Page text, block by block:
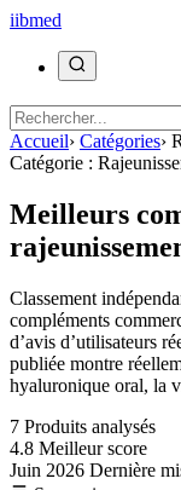
iibmed
Accueil› Catégories›
Catégorie :
Meilleurs
Classement
compléments
d’avis d’utilisateurs
publiée montre
hyaluronique oral, la
7 Produits analysés
4.8 Meilleur score
Juin 2026 Dernière